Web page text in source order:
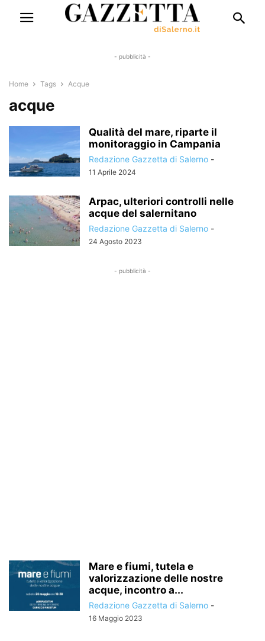
- pubblicità -
Home Tags Acque
acque
Qualità del mare, riparte il
monitoraggio in Campania
Redazione Gazzetta di Salerno -
11 Aprile 2024
Arpac, ulteriori controlli nelle
acque del salernitano
Redazione Gazzetta di Salerno -
24 Agosto 2023
- pubblicità -
Mare e fiumi, tutela e
valorizzazione delle nostre
acque, incontro a...
Redazione Gazzetta di Salerno -
16 Maggio 2023